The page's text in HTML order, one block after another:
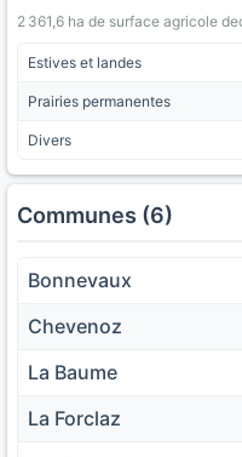
2 361,6 ha de surface agricole
Estives et landes
Prairies permanentes
Divers
Communes (6)
Bonnevaux
Chevenoz
La Baume
La Forclaz